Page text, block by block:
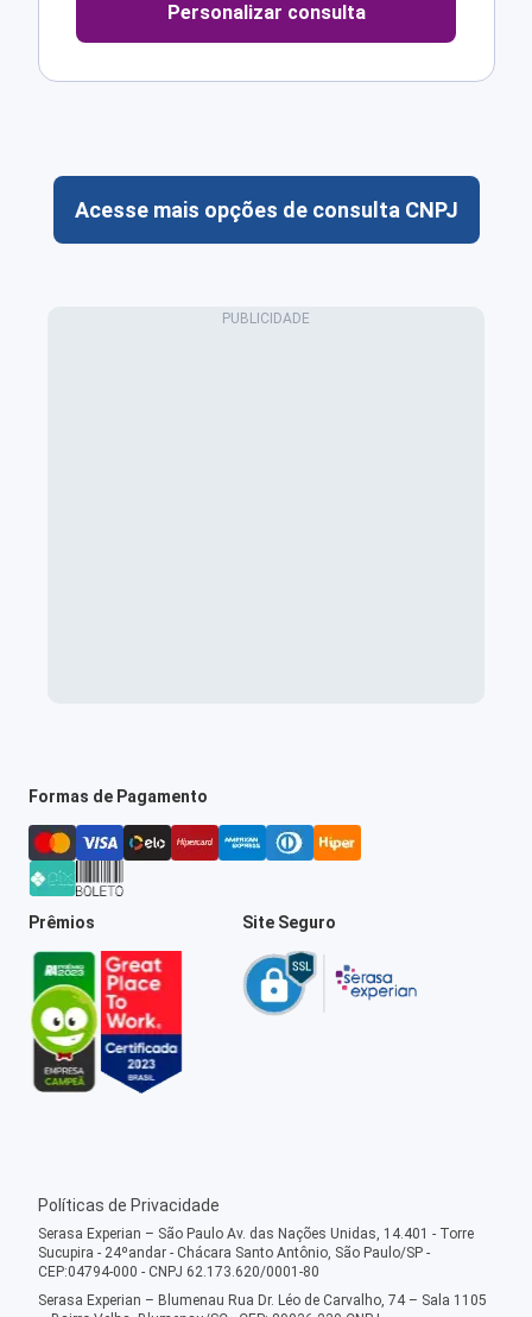
Personalizar consulta
Acesse mais opções de consulta CNPJ
Formas de Pagamento
Prêmios Site Seguro
Políticas de Privacidade
Serasa Experian – São Paulo Av. das Nações Unidas, 14.401 - Torre
Sucupira - 24ºandar - Chácara Santo Antônio, São Paulo/SP -
CEP:04794-000 - CNPJ 62.173.620/0001-80
Serasa Experian – Blumenau Rua Dr. Léo de Carvalho, 74 – Sala 1105